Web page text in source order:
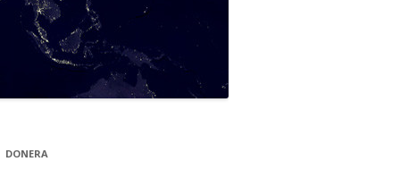
DONERA